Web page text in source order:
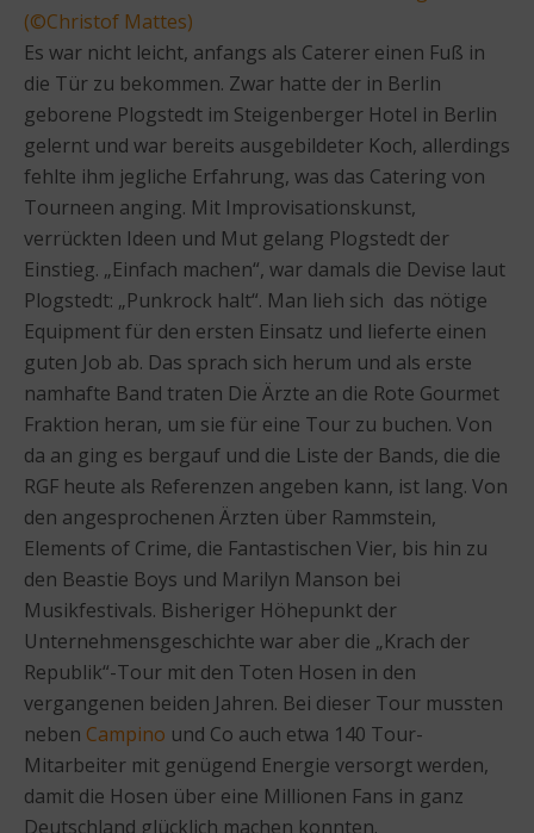
(©Christof Mattes)
Es war nicht leicht, anfangs als Caterer einen Fuß in
die Tür zu bekommen. Zwar hatte der in Berlin
geborene Plogstedt im Steigenberger Hotel in Berlin
gelernt und war bereits ausgebildeter Koch, allerdings
fehlte ihm jegliche Erfahrung, was das Catering von
Tourneen anging. Mit Improvisationskunst,
verrückten Ideen und Mut gelang Plogstedt der
Einstieg. „Einfach machen“, war damals die Devise laut
Plogstedt: „Punkrock halt“. Man lieh sich das nötige
Equipment für den ersten Einsatz und lieferte einen
guten Job ab. Das sprach sich herum und als erste
namhafte Band traten Die Ärzte an die Rote Gourmet
Fraktion heran, um sie für eine Tour zu buchen. Von
da an ging es bergauf und die Liste der Bands, die die
RGF heute als Referenzen angeben kann, ist lang. Von
den angesprochenen Ärzten über Rammstein,
Elements of Crime, die Fantastischen Vier, bis hin zu
den Beastie Boys und Marilyn Manson bei
Musikfestivals. Bisheriger Höhepunkt der
Unternehmensgeschichte war aber die „Krach der
Republik“-Tour mit den Toten Hosen in den
vergangenen beiden Jahren. Bei dieser Tour mussten
neben Campino und Co auch etwa 140 Tour-
Mitarbeiter mit genügend Energie versorgt werden,
damit die Hosen über eine Millionen Fans in ganz
Deutschland glücklich machen konnten.